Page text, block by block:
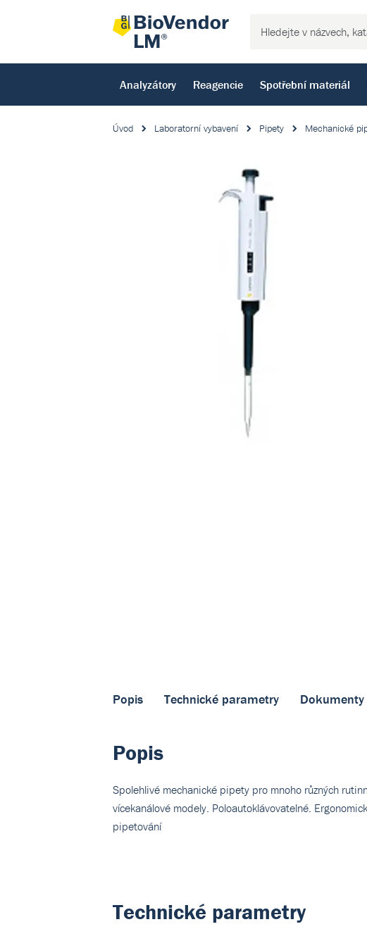
Analyzátory Reagencie Spotřební materiál
Úvod Laboratorní vybavení Pipety Mechanické
Popis Technické parametry Dokumenty
Popis
Spolehlivé mechanické pipety pro mnoho různých
vícekanálové modely. Poloautoklávovatelné.
pipetování
Technické parametry